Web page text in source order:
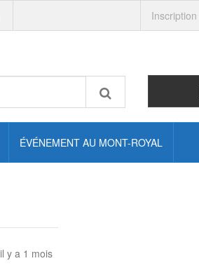
Inscription
ÉVÉNEMENT AU MONT-ROYAL
il y a 1 mois